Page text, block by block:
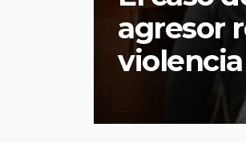
Repsol:
maltrato